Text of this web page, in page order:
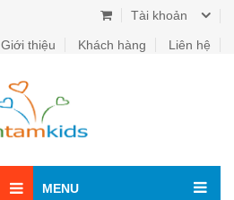
Tài khoản
Giới thiệu Khách hàng Liên hệ
MENU